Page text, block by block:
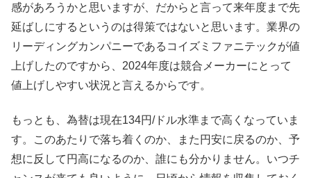
感があろうかと思いますが、だからと言って来年度まで先
延ばしにするというのは得策ではないと思います。業界の
リーディングカンパニーであるコイズミファニテックが値
上げしたのですから、2024年度は競合メーカーにとって
値上げしやすい状況と言えるからです。
もっとも、為替は現在134円/ドル水準まで高くなっていま
す。このあたりで落ち着くのか、また円安に戻るのか、予
想に反して円高になるのか、誰にも分かりません。いつチ